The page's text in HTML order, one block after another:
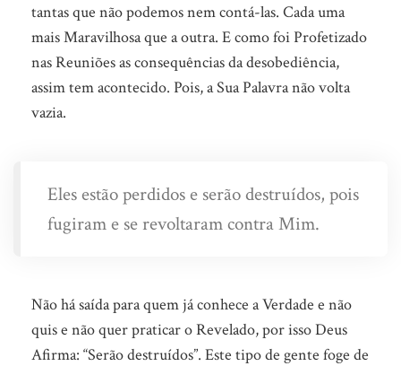
tantas que não podemos nem contá-las. Cada uma
mais Maravilhosa que a outra. E como foi Profetizado
nas Reuniões as consequências da desobediência,
assim tem acontecido. Pois, a Sua Palavra não volta
vazia.
Eles estão perdidos e serão destruídos, pois
fugiram e se revoltaram contra Mim.
Não há saída para quem já conhece a Verdade e não
quis e não quer praticar o Revelado, por isso Deus
Afirma: “Serão destruídos”. Este tipo de gente foge de